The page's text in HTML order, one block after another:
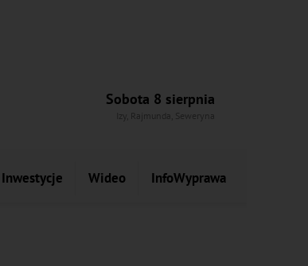
Sobota 8 sierpnia
Izy, Rajmunda, Seweryna
Inwestycje Wideo InfoWyprawa